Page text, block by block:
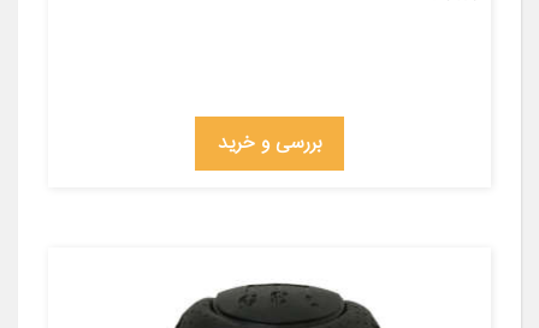
بررسی و خرید